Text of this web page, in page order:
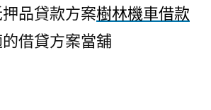
品貸款方案樹林機車借款
借貸方案當舖